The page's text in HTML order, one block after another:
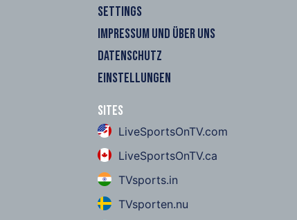
SETTINGS
IMPRESSUM UND ÜBER UNS
DATENSCHUTZ
EINSTELLUNGEN
Sites
LiveSportsOnTV.com
LiveSportsOnTV.ca
TVsports.in
TVsporten.nu